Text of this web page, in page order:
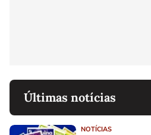
Últimas notícias
NOTÍCIAS